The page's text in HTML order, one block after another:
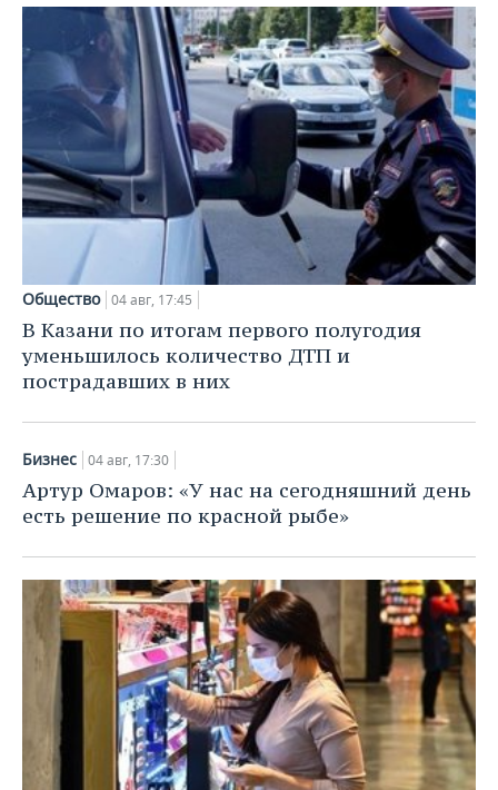
Общество 04 авг, 17:45
В Казани по итогам первого полугодия
уменьшилось количество ДТП и
пострадавших в них
Бизнес 04 авг, 17:30
Артур Омаров: «У нас на сегодняшний день
есть решение по красной рыбе»